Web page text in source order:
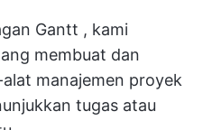
Gantt , kami
membuat dan
manajemen proyek
tugas atau